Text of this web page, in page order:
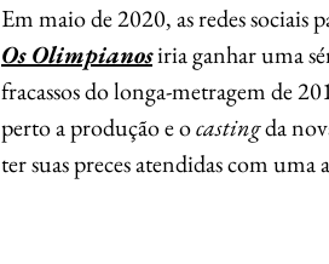
Em maio de 2020, as redes
Os Olimpianos iria ganhar uma
fracassos do longa-metragem de
perto a produção e o casting da
ter suas preces atendidas com uma